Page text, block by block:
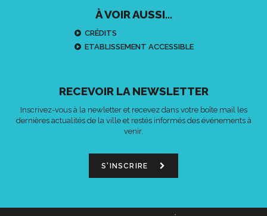
À VOIR AUSSI...
CRÉDITS
ETABLISSEMENT ACCESSIBLE
RECEVOIR LA NEWSLETTER
Inscrivez-vous à la newletter et recevez dans votre boîte mail les
dernières actualités de la ville et restés informés des événements à
venir.
S'INSCRIRE